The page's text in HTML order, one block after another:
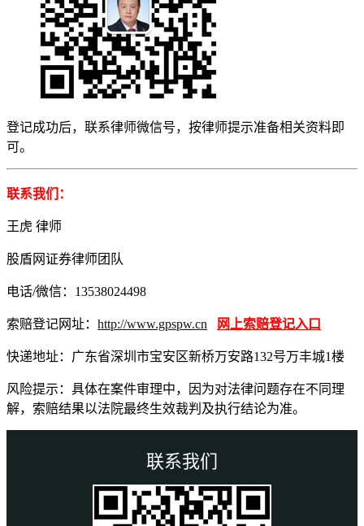
登记成功后，联系律师微信号，按律师提示准备相关资料即
可。
联系我们：
王虎 律师
股盾网证券律师团队
电话/微信：13538024498
索赔登记网址： http://www.gpspw.cn 网上索赔登记入口
快递地址：广东省深圳市宝安区新桥万安路132号万丰城1楼
风险提示：具体在案件审理中，因为对法律问题存在不同理
解，索赔结果以法院最终生效裁判及执行结论为准。
联系我们